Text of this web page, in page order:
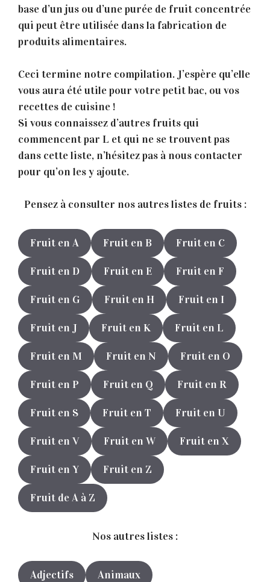
base d’un jus ou d’une purée de fruit concentrée
qui peut être utilisée dans la fabrication de
produits alimentaires.
Ceci termine notre compilation. J’espère qu’elle
vous aura été utile pour votre petit bac, ou vos
recettes de cuisine !
Si vous connaissez d’autres fruits qui
commencent par L et qui ne se trouvent pas
dans cette liste, n’hésitez pas à nous contacter
pour qu’on les y ajoute.
Pensez à consulter nos autres listes de fruits :
Fruit en A Fruit en B Fruit en C
Fruit en D Fruit en E Fruit en F
Fruit en G Fruit en H Fruit en I
Fruit en J Fruit en K Fruit en L
Fruit en M Fruit en N Fruit en O
Fruit en P Fruit en Q Fruit en R
Fruit en S Fruit en T Fruit en U
Fruit en V Fruit en W Fruit en X
Fruit en Y Fruit en Z
Fruit de A à Z
Nos autres listes :
Adjectifs Animaux